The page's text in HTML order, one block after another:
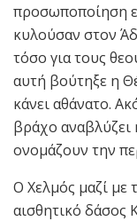
προσωποποίηση
κυλούσαν στον
τόσο για τους
αυτή βούτηξε η
κάνει αθάνατο.
βράχο αναβλύζει
ονομάζουν την
Ο Χελμός μαζί με
αισθητικό δάσος